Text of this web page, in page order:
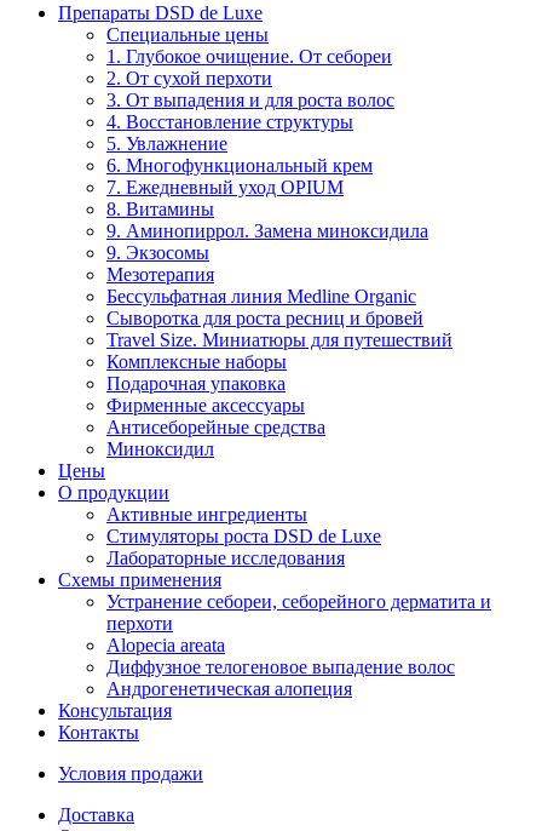
Препараты DSD de Luxe
Специальные цены
1. Глубокое очищение. От себореи
2. От сухой перхоти
3. От выпадения и для роста волос
4. Восстановление структуры
5. Увлажнение
6. Многофункциональный крем
7. Ежедневный уход OPIUM
8. Витамины
9. Аминопиррол. Замена миноксидила
9. Экзосомы
Мезотерапия
Бессульфатная линия Medline Organic
Сыворотка для роста ресниц и бровей
Travel Size. Миниатюры для путешествий
Комплексные наборы
Подарочная упаковка
Фирменные аксессуары
Антисеборейные средства
Миноксидил
Цены
О продукции
Активные ингредиенты
Стимуляторы роста DSD de Luxe
Лабораторные исследования
Схемы применения
Устранение себореи, себорейного дерматита и
перхоти
Alopecia areata
Диффузное телогеновое выпадение волос
Андрогенетическая алопеция
Консультация
Контакты
Условия продажи
Доставка